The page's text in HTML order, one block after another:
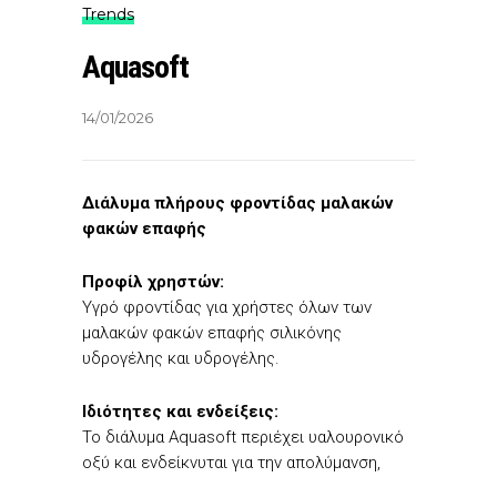
Trends
Aquasoft
14/01/2026
Διάλυμα πλήρους φροντίδας μαλακών
φακών επαφής
Προφίλ χρηστών:
Υγρό φροντίδας για χρήστες όλων των
μαλακών φακών επαφής σιλικόνης
υδρογέλης και υδρογέλης.
Ιδιότητες και ενδείξεις:
Το διάλυμα Aquasoft περιέχει υαλουρονικό
οξύ και ενδείκνυται για την απολύμανση,